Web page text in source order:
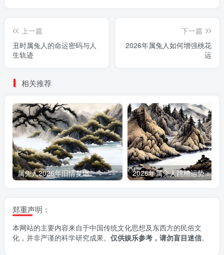
上一篇
丑时属兔人的命运密码与人
生轨迹
下一篇
2026年属兔人如何增强桃花
运
相关推荐
属兔人2026年旧情复燃
郑重声明：
本网站的主要内容来自于中国传统文化思想及东西方的民俗文
化，并非严谨的科学研究成果。 仅供娱乐参考，请勿盲目迷信。